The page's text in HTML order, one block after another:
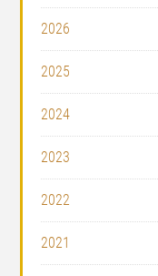
2026
2025
2024
2023
2022
2021